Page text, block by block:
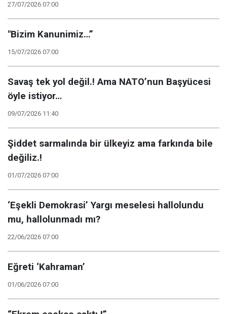
27/07/2026 07:00
"Bizim Kanunimiz…”
15/07/2026 07:00
Savaş tek yol değil.! Ama NATO’nun Başyücesi
öyle istiyor…
09/07/2026 11:40
Şiddet sarmalında bir ülkeyiz ama farkında bile
değiliz.!
01/07/2026 07:00
‘Eşekli Demokrasi’ Yargı meselesi hallolundu
mu, hallolunmadı mı?
22/06/2026 07:00
Eğreti ‘Kahraman’
01/06/2026 07:00